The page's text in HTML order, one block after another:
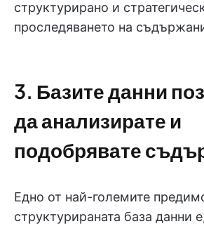
структурирано и
проследяването на
3. Базите данни
да анализирате и
подобрявате
Едно от най-големите
структурираната база данни